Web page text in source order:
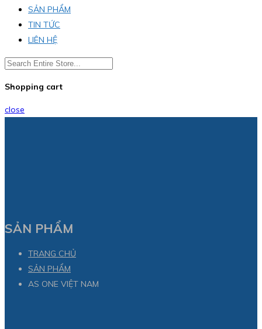
SẢN PHẨM
TIN TỨC
LIÊN HỆ
Shopping cart
close
SẢN PHẨM
TRANG CHỦ
SẢN PHẨM
AS ONE VIỆT NAM